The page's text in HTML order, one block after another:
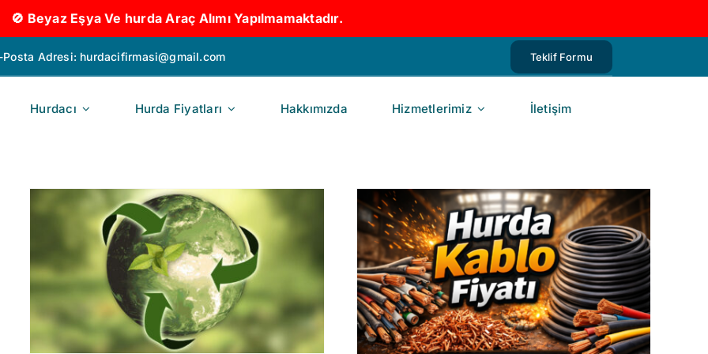
🚫 Beyaz Eşya Ve hurda Araç Alımı Yapılmamaktadır.
Posta Adresi: hurdacifirmasi@gmail.com Teklif Formu
Hurdacı Hurda Fiyatları Hakkımızda Hizmetlerimiz İletişim
Hurda Kablo Fiyatı 2026 |
Güncel Kablo Hurda
Çeşitleri ve Kilosu Ne
Kadar?
Genel